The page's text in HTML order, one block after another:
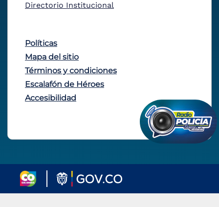
Directorio Institucional
Políticas
Mapa del sitio
Términos y condiciones
Escalafón de Héroes
Accesibilidad